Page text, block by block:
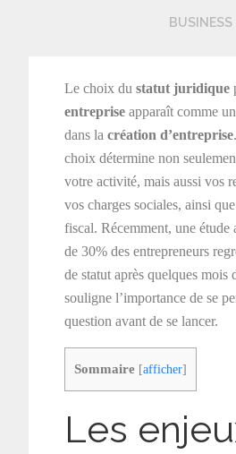
BUSINESS
Le choix dustatut juridique
entreprise apparaît comme
dans lacréation d’entreprise
choix détermine non
votre activité, mais aussi vos
vos charges sociales, ainsi
fiscal. Récemment, une étude
de 30% des entrepreneurs
de statut après quelques mois
souligne l’importance de se
question avant de se lancer.
Sommaire [afficher]
Les